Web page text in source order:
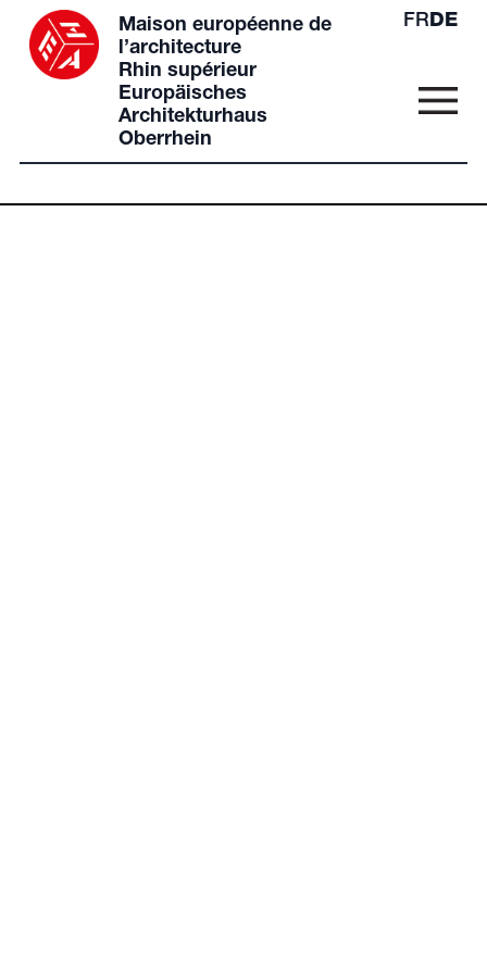
Maison européenne de
l’architecture
Rhin supérieur
Europäisches
Architekturhaus
Oberrhein
FRDE